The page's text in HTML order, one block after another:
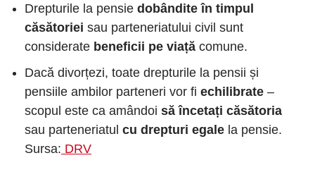
Drepturile la pensie dobândite în timpul
căsătoriei sau parteneriatului civil sunt
considerate beneficii pe viață comune.
Dacă divorțezi, toate drepturile la pensii și
pensiile ambilor parteneri vor fi echilibrate –
scopul este ca amândoi să încetați căsătoria
sau parteneriatul cu drepturi egale la pensie.
Sursa: DRV